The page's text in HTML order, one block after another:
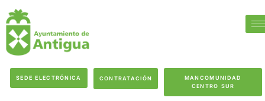
SEDE ELECTRÓNICA CONTRATACIÓN
MANCOMUNIDAD
CENTRO SUR